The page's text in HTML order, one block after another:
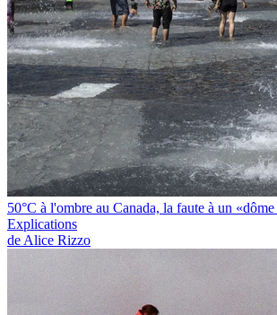
50°C à l'ombre au Canada, la faute à un
Explications
de Alice Rizzo